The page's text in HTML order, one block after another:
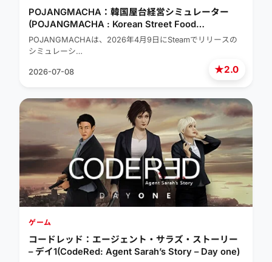
★2.0
POJANGMACHA：韓国屋台経営シミュレーター
(POJANGMACHA : Korean Street Food
Management Simulator)
POJANGMACHAは、2026年4月9日にSteamでリリースの
シミュレーシ…
2026-07-08
ゲーム
コードレッド：エージェント・サラズ・ストーリー
– デイ1(CodeRed: Agent Sarah’s Story – Day one)